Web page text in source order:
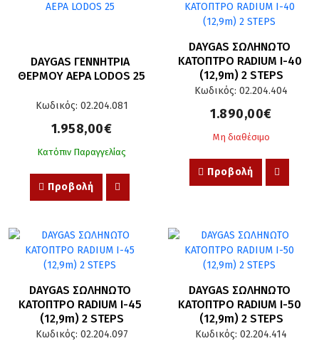
DAYGAS ΓΕΝΝΗΤΡΙΑ
ΘΕΡΜΟΥ ΑΕΡΑ LODOS 25
Κωδικός: 02.204.081
1.958,00€
Κατόπιν Παραγγελίας
Προβολή
DAYGAS ΣΩΛΗΝΩΤΟ
ΚΑΤΟΠΤΡΟ RADIUM I-40
(12,9m) 2 STEPS
Κωδικός: 02.204.404
1.890,00€
Μη διαθέσιμο
Προβολή
DAYGAS ΣΩΛΗΝΩΤΟ
ΚΑΤΟΠΤΡΟ RADIUM I-45
(12,9m) 2 STEPS
Κωδικός: 02.204.097
DAYGAS ΣΩΛΗΝΩΤΟ
ΚΑΤΟΠΤΡΟ RADIUM I-50
(12,9m) 2 STEPS
Κωδικός: 02.204.414